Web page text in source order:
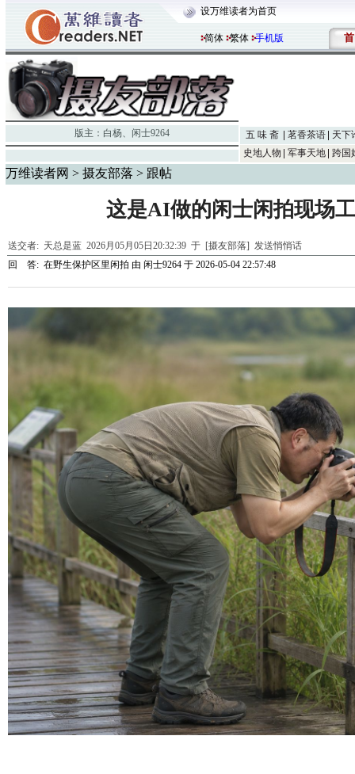
设万维读者为首页
简体 繁体 手机版 首
版主： 白杨、 闲士9264 五 味 斋 茗香茶语
天下
史地人物
军事天地 跨国
万维读者网 > 摄友部落 > 跟帖
这是AI做的闲士闲拍现场
送交者: 天总是蓝 2026月05月05日20:32:39 于 [摄友部落] 发送悄悄话
回 答: 在野生保护区里闲拍 由 闲士9264 于 2026-05-04 22:57:48